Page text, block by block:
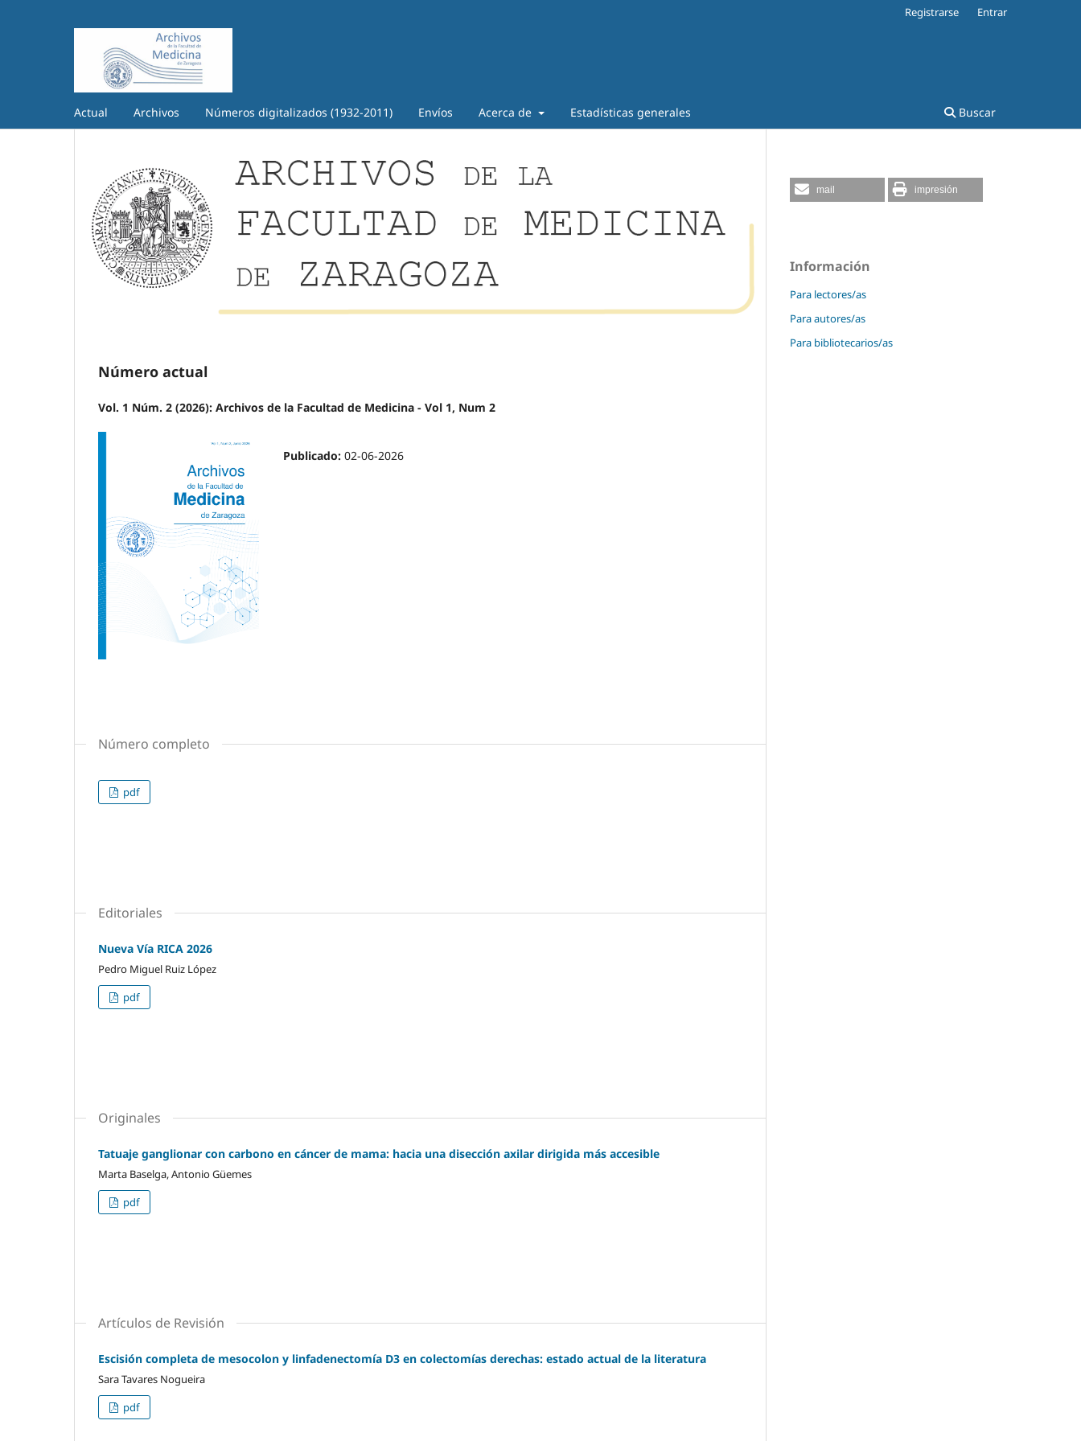
Actual Archivos Números digitalizados (1932-2011) Envíos Acerca de Estadísticas generales Buscar
Registrarse Entrar
Número actual
Vol. 1 Núm. 2 (2026): Archivos de la Facultad de Medicina - Vol 1, Num 2
Publicado: 02-06-2026
Número completo
pdf
Editoriales
Nueva Vía RICA 2026
Pedro Miguel Ruiz López
pdf
Originales
Tatuaje ganglionar con carbono en cáncer de mama: hacia una disección axilar dirigida más accesible
Marta Baselga, Antonio Güemes
pdf
Artículos de Revisión
Escisión completa de mesocolon y linfadenectomía D3 en colectomías derechas: estado actual de la literatura
Sara Tavares Nogueira
pdf
mail impresión
Información
Para lectores/as
Para autores/as
Para bibliotecarios/as